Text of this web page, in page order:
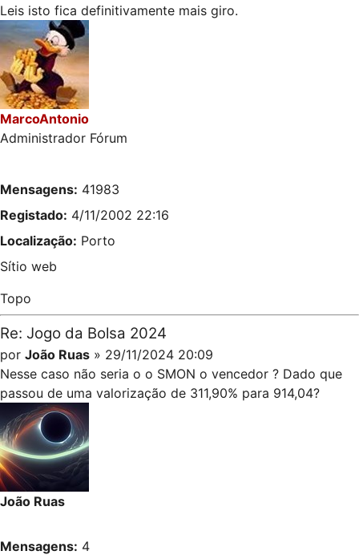
Leis isto fica definitivamente mais giro.
MarcoAntonio
Administrador Fórum
Mensagens: 41983
Registado: 4/11/2002 22:16
Localização: Porto
Sítio web
Topo
Re: Jogo da Bolsa 2024
por João Ruas » 29/11/2024 20:09
Nesse caso não seria o o SMON o vencedor ? Dado que
passou de uma valorização de 311,90% para 914,04?
João Ruas
Mensagens: 4